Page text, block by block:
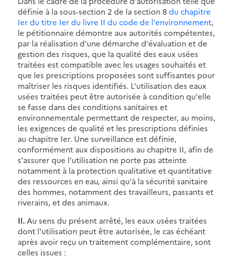
définie à la sous-section 2 de la section 8du chapitre
Ier du titre Ier du livre II du code de l'environnement,
le pétitionnaire démontre aux autorités compétentes,
par la réalisation d'une démarche d'évaluation et de
gestion des risques, que la qualité des eaux usées
traitées est compatible avec les usages souhaités et
que les prescriptions proposées sont suffisantes pour
maîtriser les risques identifiés. L'utilisation des eaux
usées traitées peut être autorisée à condition qu'elle
se fasse dans des conditions sanitaires et
environnementale permettant de respecter, au moins,
les exigences de qualité et les prescriptions définies
au chapitre Ier. Une surveillance est définie,
conformément aux dispositions au chapitre II, afin de
s'assurer que l'utilisation ne porte pas atteinte
notamment à la protection qualitative et quantitative
des ressources en eau, ainsi qu'à la sécurité sanitaire
des hommes, notamment des travailleurs, passants et
riverains, et des animaux.
II. Au sens du présent arrêté, les eaux usées traitées
dont l'utilisation peut être autorisée, le cas échéant
après avoir reçu un traitement complémentaire, sont
celles issues :